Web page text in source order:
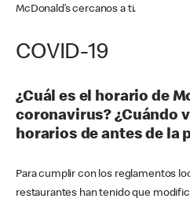
McDonald’s cercanos a ti.
COVID-19
¿Cuál es el horario de
coronavirus? ¿Cuándo
horarios de antes de la
Para cumplir con los reglamentos
restaurantes han tenido que